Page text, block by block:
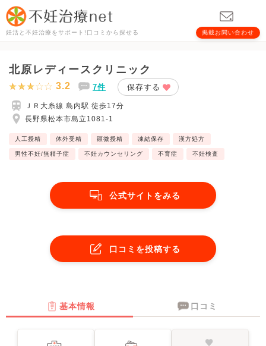
妊活と不妊治療をサポート!口コミから探せる 掲載お問い合わせ
北原レディースクリニック
3.2 7件 保存する
ＪＲ大糸線 島内駅 徒歩17分
長野県松本市島立1081-1
人工授精 体外受精 顕微授精 凍結保存 漢方処方
男性不妊/無精子症 不妊カウンセリング 不育症 不妊検査
公式サイトをみる
口コミを投稿する
基本情報 口コミ